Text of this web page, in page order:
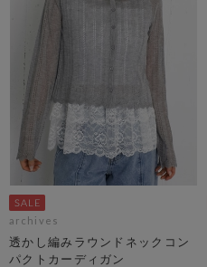
archives
透かし編みラウンドネックコン
パクトカーディガン